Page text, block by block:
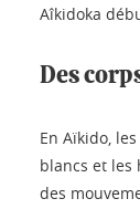
Aîkidoka
Des
En Aïkido,
blancs et les
des